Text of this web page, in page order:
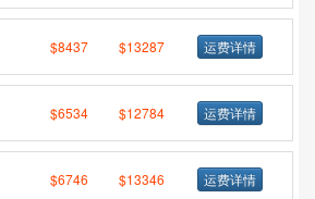
$8437 $13287 运费详情
$6534 $12784 运费详情
$6746 $13346 运费详情